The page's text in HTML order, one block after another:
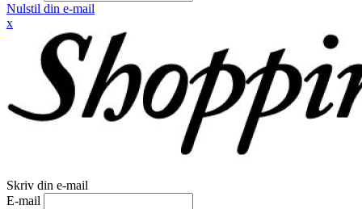
Nulstil din e-mail
x
Skriv din e-mail
E-mail